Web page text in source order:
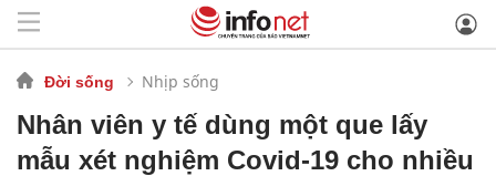
Đời sống Nhịp sống
Nhân viên y tế dùng một que lấy
mẫu xét nghiệm Covid-19 cho nhiều